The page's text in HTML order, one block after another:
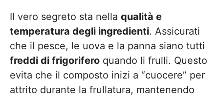
Il vero segreto sta nella qualità e
temperatura degli ingredienti. Assicurati
che il pesce, le uova e la panna siano tutti
freddi di frigorifero quando li frulli. Questo
evita che il composto inizi a “cuocere” per
attrito durante la frullatura, mantenendo